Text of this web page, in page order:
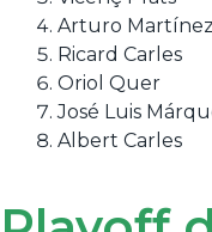
Arturo Martínez
Ricard Carles
Oriol Quer
José Luis
Albert Carles